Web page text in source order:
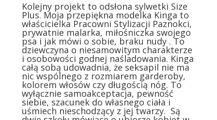
Kolejny projekt to odsłona sylwetki Size
Plus. Moja przepiękna modelka Kinga to
właścicielka Pracowni Stylizacji Paznokci,
prywatnie malarka, miłośniczka swojego
psa i jak mówi o sobie, braku nudy . To
dziewczyna o niesamowitym charakterze
i osobowości godnej naśladowania. Kinga
całą sobą udowadnia, że seksapil nie ma
nic wspólnego z rozmiarem garderoby,
kolorem włosów czy długością nóg. To
wyłącznie samoakceptacja, pewność
siebie, szacunek do własnego ciała i
uśmiech nieschodzący z jej twarzy. Są